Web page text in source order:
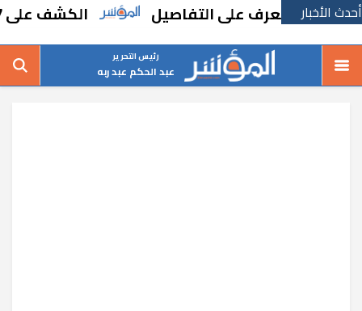
أحدث الأخبار
تعرف على التفاصيل الكشف على 3597 مواطنًا وصرف 579 نظارة طبية للمستحقين بالشرقية
رئيس التحرير
عبد الحكم عبد ربه